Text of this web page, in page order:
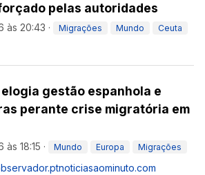
pelas autoridades
às 20:43 · Migrações Mundo Ceuta
gestão espanhola e
perante crise migratória em
18:15 · Mundo Europa Migrações
noticiasaominuto.com